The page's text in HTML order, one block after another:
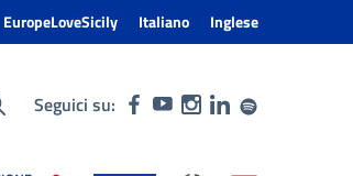
EuropeLoveSicily Italiano Inglese
Seguici su: